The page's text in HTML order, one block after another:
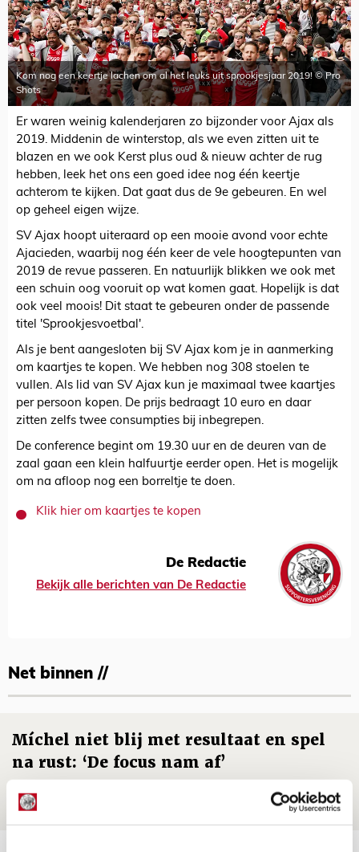
Kom nog een keertje lachen om al het leuks uit sprookjesjaar 2019! © Pro
Shots
Er waren weinig kalenderjaren zo bijzonder voor Ajax als
2019. Middenin de winterstop, als we even zitten uit te
blazen en we ook Kerst plus oud & nieuw achter de rug
hebben, leek het ons een goed idee nog één keertje
achterom te kijken. Dat gaat dus de 9e gebeuren. En wel
op geheel eigen wijze.
SV Ajax hoopt uiteraard op een mooie avond voor echte
Ajacieden, waarbij nog één keer de vele hoogtepunten van
2019 de revue passeren. En natuurlijk blikken we ook met
een schuin oog vooruit op wat komen gaat. Hopelijk is dat
ook veel moois! Dit staat te gebeuren onder de passende
titel 'Sprookjesvoetbal'.
Als je bent aangesloten bij SV Ajax kom je in aanmerking
om kaartjes te kopen. We hebben nog 308 stoelen te
vullen. Als lid van SV Ajax kun je maximaal twee kaartjes
per persoon kopen. De prijs bedraagt 10 euro en daar
zitten zelfs twee consumpties bij inbegrepen.
De conference begint om 19.30 uur en de deuren van de
zaal gaan een klein halfuurtje eerder open. Het is mogelijk
om na afloop nog een borreltje te doen.
Klik hier om kaartjes te kopen
De Redactie
Bekijk alle berichten van De Redactie
Net binnen //
Míchel niet blij met resultaat en spel
na rust: ‘De focus nam af’
NIEUWS